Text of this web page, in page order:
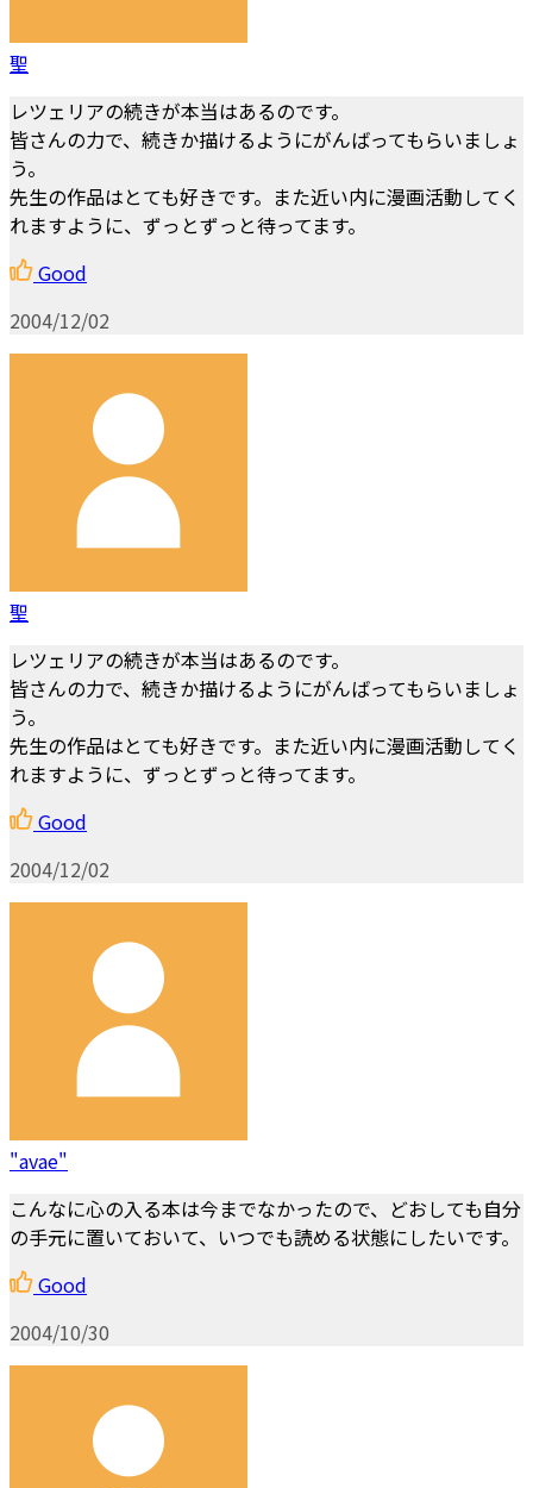
聖
レツェリアの続きが本当はあるのです。
皆さんの力で、続きか描けるようにがんばってもらいましょ
う。
先生の作品はとても好きです。また近い内に漫画活動してく
れますように、ずっとずっと待ってます。
Good
2004/12/02
聖
レツェリアの続きが本当はあるのです。
皆さんの力で、続きか描けるようにがんばってもらいましょ
う。
先生の作品はとても好きです。また近い内に漫画活動してく
れますように、ずっとずっと待ってます。
Good
2004/12/02
"avae"
こんなに心の入る本は今までなかったので、どおしても自分
の手元に置いておいて、いつでも読める状態にしたいです。
Good
2004/10/30